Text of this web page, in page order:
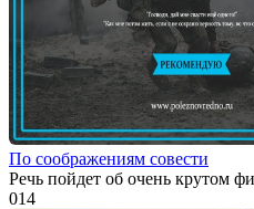
По соображениям совести
Речь пойдет об очень крутом
014